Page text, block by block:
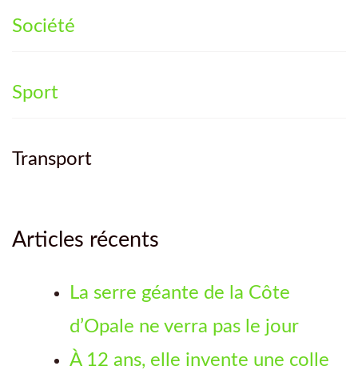
Société
Sport
Transport
Articles récents
La serre géante de la Côte
d’Opale ne verra pas le jour
À 12 ans, elle invente une colle